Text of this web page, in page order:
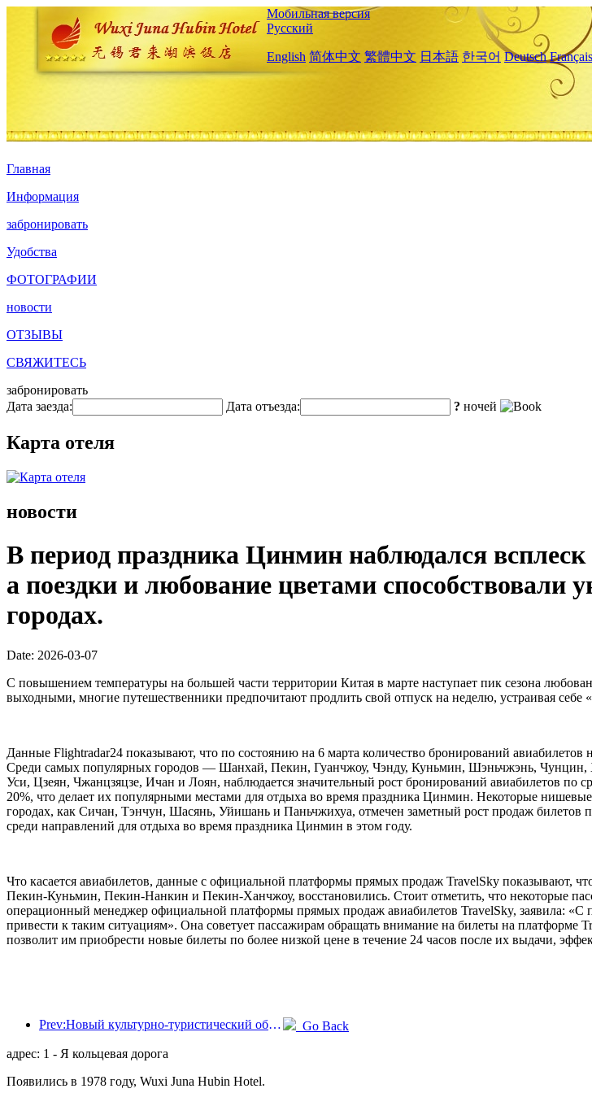
Мобильная версия
Русский
English 简体中文 繁體中文 日本語 한국어 Deutsch Français
Главная
Информация
забронировать
Удобства
ФОТОГРАФИИ
новости
ОТЗЫВЫ
СВЯЖИТЕСЬ
забронировать
Дата заезда:
Дата отъезда: ? ночей
Карта отеля
новости
В период праздника Цинмин наблюдался
а поездки и любование цветами способствовали
городах.
Date: 2026-03-07
С повышением температуры на большей части территории Китая в марте наступает пик сезона
выходными, многие путешественники предпочитают продлить свой отпуск на неделю, устраивая себе
Данные Flightradar24 показывают, что по состоянию на 6 марта количество бронирований
Среди самых популярных городов — Шанхай, Пекин, Гуанчжоу, Чэнду, Куньмин, Шэньчжэнь, Чунцин,
Уси, Цзеян, Чжанцзяцзе, Ичан и Лоян, наблюдается значительный рост бронирований авиабилетов
20%, что делает их популярными местами для отдыха во время праздника Цинмин. Некоторые
городах, как Сичан, Тэнчун, Шасянь, Уйишань и Паньчжихуа, отмечен заметный рост продаж
среди направлений для отдыха во время праздника Цинмин в этом году.
Что касается авиабилетов, данные с официальной платформы прямых продаж TravelSky показывают,
Пекин-Куньмин, Пекин-Нанкин и Пекин-Ханчжоу, восстановились. Стоит отметить, что некоторые
операционный менеджер официальной платформы прямых продаж авиабилетов TravelSky, заявила: «С
привести к таким ситуациям». Она советует пассажирам обращать внимание на билеты на платформе
позволит им приобрести новые билеты по более низкой цене в течение 24 часов после их выдачи,
Prev:Новый культурно-туристический объект в центре Пекина, парк «Пиннакл», официально откроется в этом году.
Go Back
адрес: 1 - Я кольцевая дорога
Появились в 1978 году, Wuxi Juna Hubin Hotel.